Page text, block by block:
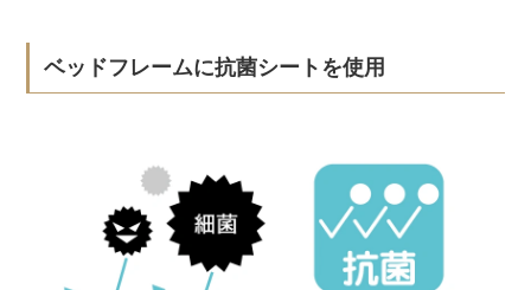
ベッドフレームに抗菌シートを使用